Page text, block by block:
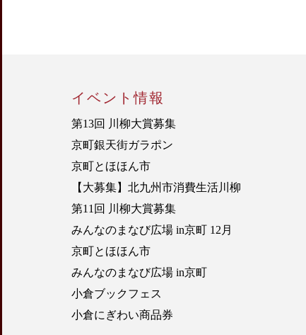
イベント情報
第13回 川柳大賞募集
京町銀天街ガラポン
京町とほほん市
【大募集】北九州市消費生活川柳
第11回 川柳大賞募集
みんなのまなび広場 in京町 12月
京町とほほん市
みんなのまなび広場 in京町
小倉ブックフェス
小倉にぎわい商品券